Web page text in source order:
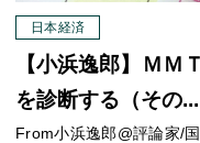
日本経済
【小浜逸郎】ＭＭ
を診断する（その...
From小浜逸郎@評論家/